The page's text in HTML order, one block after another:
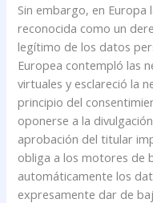
Sin embargo, en
reconocida como un
legítimo de los datos
Europea contempló las
virtuales y esclareció la
principio del
oponerse a la
aprobación del titular
obliga a los motores de
automáticamente los
expresamente dar de